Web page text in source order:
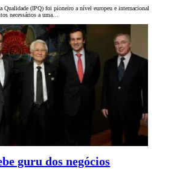
Qualidade (IPQ) foi pioneiro a nível europeu e internacional
necessários a uma…
guru dos negócios